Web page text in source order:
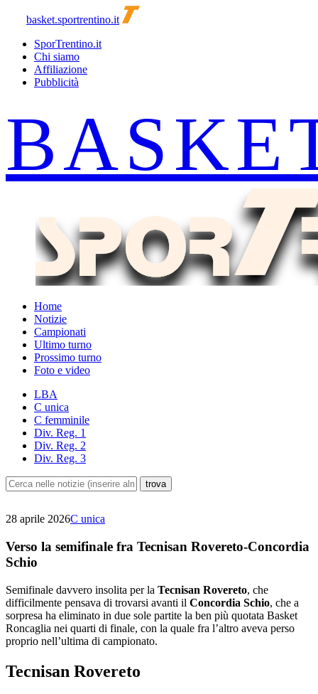
basket.sportrentino.it
SporTrentino.it
Chi siamo
Affiliazione
Pubblicità
Home
Notizie
Campionati
Ultimo turno
Prossimo turno
Foto e video
LBA
C unica
C femminile
Div. Reg. 1
Div. Reg. 2
Div. Reg. 3
28 aprile 2026C unica
Verso la semifinale fra Tecnisan Rovereto-Concordia
Schio
Semifinale davvero insolita per la Tecnisan Rovereto, che
difficilmente pensava di trovarsi avanti il Concordia Schio, che a
sorpresa ha eliminato in due sole partite la ben più quotata Basket
Roncaglia nei quarti di finale, con la quale fra l’altro aveva perso
proprio nell’ultima di campionato.
Tecnisan Rovereto